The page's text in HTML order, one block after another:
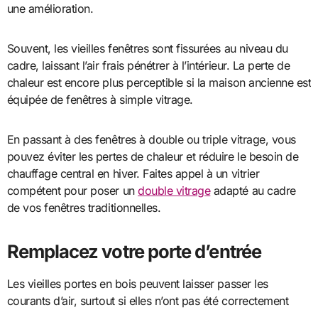
une amélioration.
Souvent, les vieilles fenêtres sont fissurées au niveau du
cadre, laissant l’air frais pénétrer à l’intérieur. La perte de
chaleur est encore plus perceptible si la maison ancienne est
équipée de fenêtres à simple vitrage.
En passant à des fenêtres à double ou triple vitrage, vous
pouvez éviter les pertes de chaleur et réduire le besoin de
chauffage central en hiver. Faites appel à un vitrier
compétent pour poser undouble vitrageadapté au cadre
de vos fenêtres traditionnelles.
Remplacez votre porte d’entrée
Les vieilles portes en bois peuvent laisser passer les
courants d’air, surtout si elles n’ont pas été correctement